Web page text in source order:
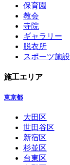
保育園
教会
寺院
ギャラリー
脱衣所
スポーツ施設
施工エリア
東京都
大田区
世田谷区
新宿区
杉並区
台東区